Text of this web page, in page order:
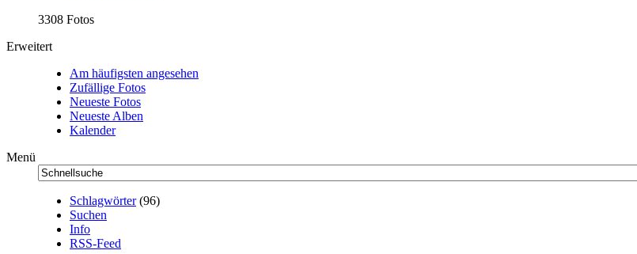
3308 Fotos
Erweitert
Am häufigsten angesehen
Zufällige Fotos
Neueste Fotos
Neueste Alben
Kalender
Menü
Schlagwörter(96)
Suchen
Info
RSS-Feed